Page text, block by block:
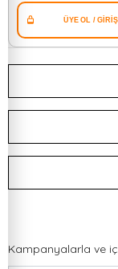
Kampanyalarla ve